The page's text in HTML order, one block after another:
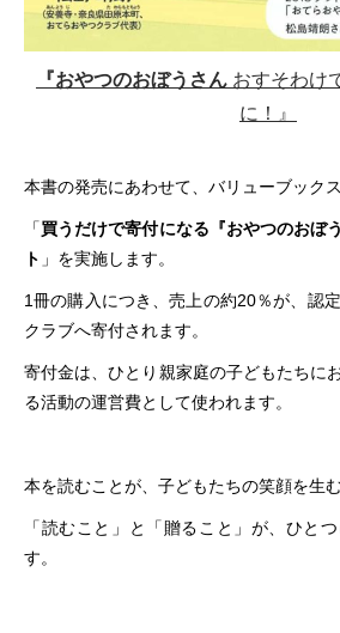
『おやつのおぼうさん おすそわけ
に！』
本書の発売にあわせて、バリューブック
「買うだけで寄付になる『おやつのおぼ
ト 」を実施します。
1冊の購入につき、売上の約20％が、認
クラブへ寄付されます。
寄付金は、ひとり親家庭の子どもたちに
る活動の運営費として使われます。
本を読むことが、子どもたちの笑顔を生
「読むこと」と「贈ること」が、ひと
す。